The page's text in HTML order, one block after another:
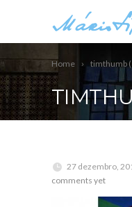
Home timthumb
27 dezembro,
comments yet